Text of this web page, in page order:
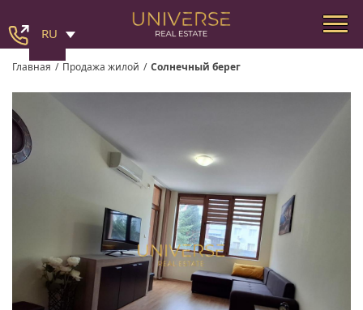
RU
Главная / Продажа жилой / Солнечный берег